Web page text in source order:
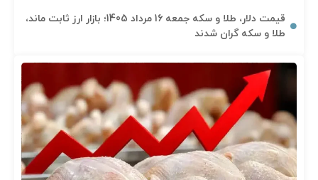
قیمت دلار، طلا و سکه جمعه 16 مرداد 1405؛ بازار ارز ثابت ماند،
طلا و سکه گران شدند